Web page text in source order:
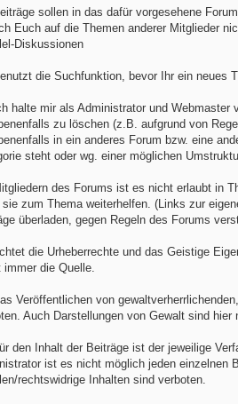
sollen in das dafür vorgesehene
Euch auf die Themen anderer Mitglieder
Diskussionen
die Suchfunktion, bevor Ihr ein neues
halte mir als Administrator und Webmaster
zu löschen (z.B. aufgrund von
in ein anderes Forum bzw. eine
steht oder wg. einer möglichen
des Forums ist es nicht erlaubt in
sie zum Thema weiterhelfen. (Links zur
überladen, gegen Regeln des Forums
die Urheberrechte und das Geistige
immer die Quelle.
Veröffentlichen von
Auch Darstellungen von Gewalt sind hier
den Inhalt der Beiträge ist der jeweilige
ist es nicht möglich jeden einzelnen
rechtswidrige Inhalten sind verboten.